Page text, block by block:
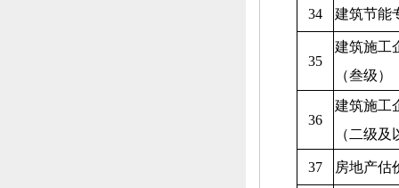
34 建筑节能
35
建筑施工
（叁级）
36
建筑施工
（二级及
37 房地产估